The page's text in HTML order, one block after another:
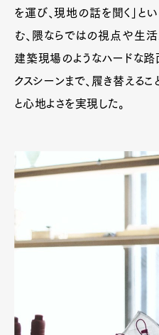
を運び、現地の話を聞く」と
む、隈ならではの視点や生活
建築現場のようなハードな路
クスシーンまで、履き替える
と心地よさを実現した。